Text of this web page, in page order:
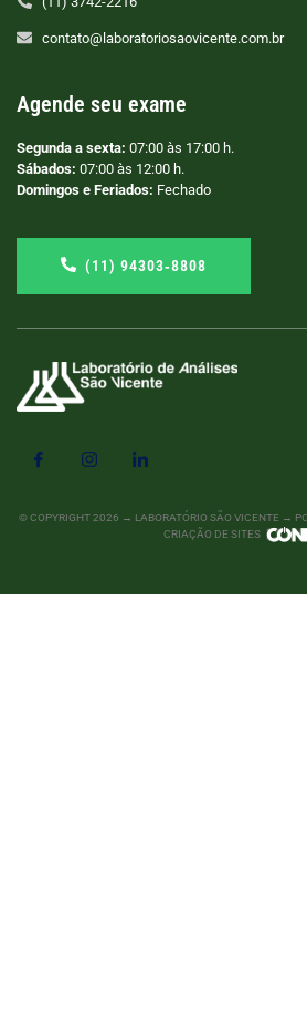
contato@laboratoriosaovicente.com.br
Agende seu exame
Segunda a sexta: 07:00 às 17:00 h.
Sábados: 07:00 às 12:00 h.
Domingos e Feriados: Fechado
(11) 94303‑8808
© COPYRIGHT2026 → LABORATÓRIO SÃO VICENTE →
CRIAÇÃO DE SITES